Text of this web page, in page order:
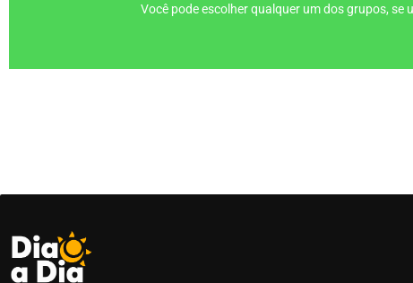
Você pode escolher qualquer um dos grupos,